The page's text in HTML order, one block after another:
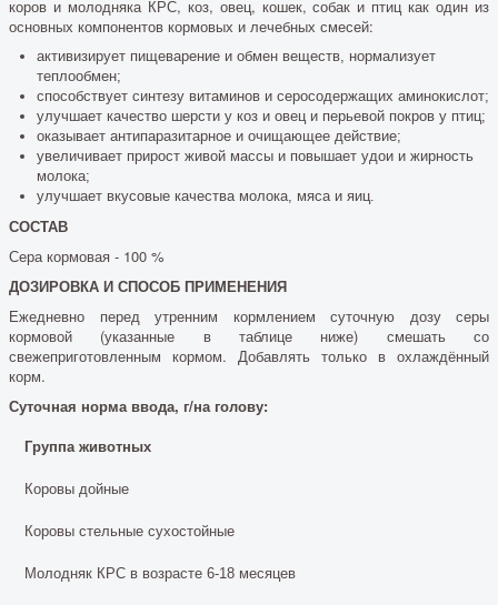
коров и молодняка КРС, коз, овец, кошек, собак и птиц как один из
основных компонентов кормовых и лечебных смесей:
активизирует пищеварение и обмен веществ, нормализует
теплообмен;
способствует синтезу витаминов и серосодержащих аминокислот;
улучшает качество шерсти у коз и овец и перьевой покров у птиц;
оказывает антипаразитарное и очищающее действие;
увеличивает прирост живой массы и повышает удои и жирность
молока;
улучшает вкусовые качества молока, мяса и яиц.
СОСТАВ
Сера кормовая - 100 %
ДОЗИРОВКА И СПОСОБ ПРИМЕНЕНИЯ
Ежедневно перед утренним кормлением суточную дозу серы
кормовой (указанные в таблице ниже) смешать со
свежеприготовленным кормом. Добавлять только в охлаждённый
корм.
Суточная норма ввода, г/на голову:
Группа животных
Коровы дойные
Коровы стельные сухостойные
Молодняк КРС в возрасте 6-18 месяцев